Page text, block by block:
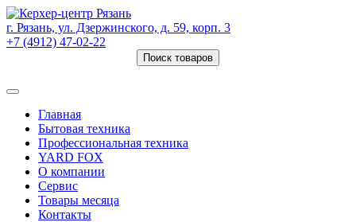
г. Рязань, ул. Дзержинского, д. 59, корп. 3
+7 (4912) 47-02-22
Поиск товаров
Главная
Бытовая техника
Профессиональная техника
YARD FOX
О компании
Сервис
Товары месяца
Контакты